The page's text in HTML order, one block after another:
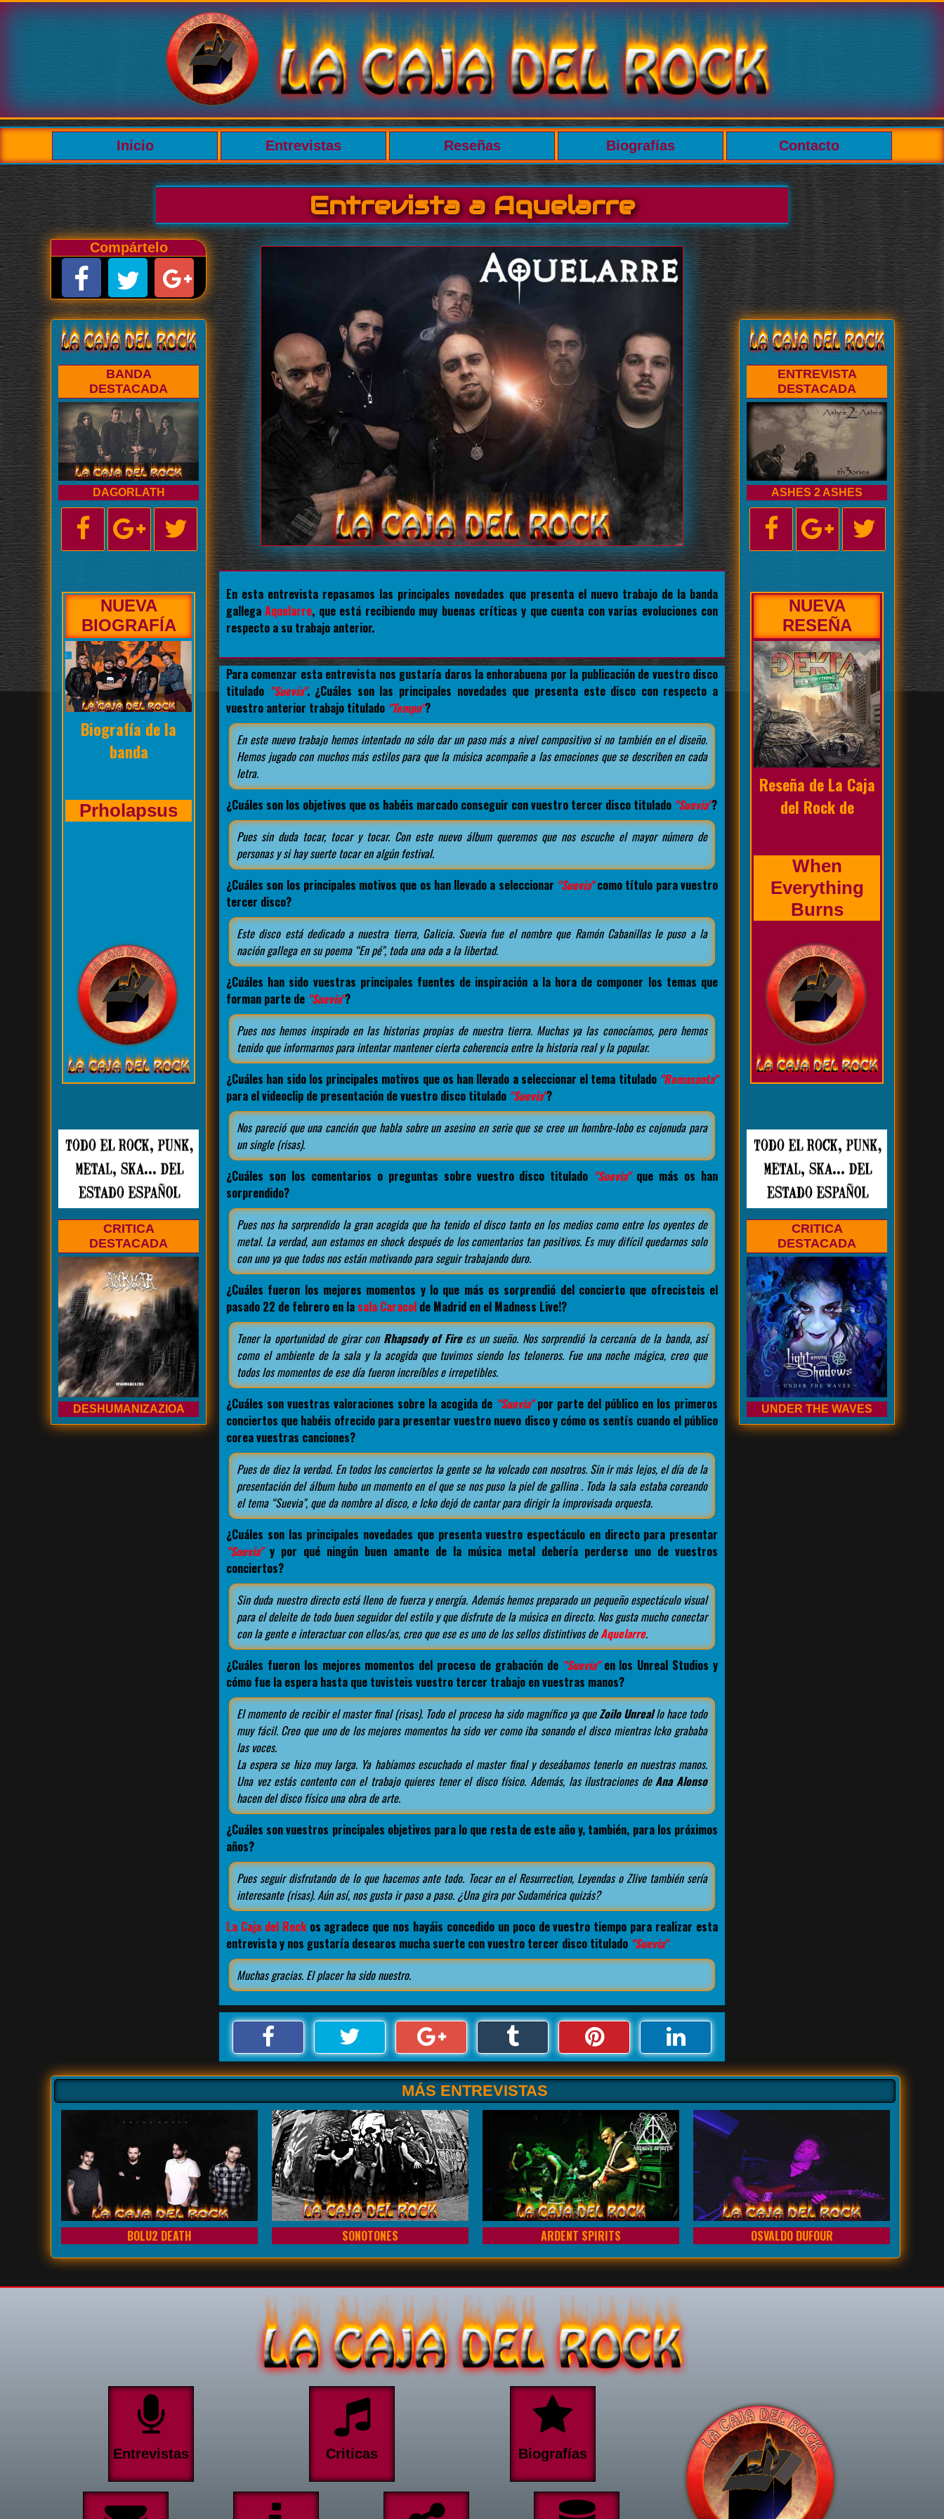
Inicio Entrevistas Reseñas Biografías Contacto
BANDA
DESTACADA
DAGORLATH
NUEVA
ENTREVISTA
Entrevista de La
Caja del Rock a
Kasuales
CRITICA
DESTACADA
DESHUMANIZAZIOA
ENTREVISTA
DESTACADA
ASHES 2 ASHES
NUEVA
BIOGRAFÍA
Biografía de la
banda
Prholapsus
CRITICA
DESTACADA
UNDER THE WAVES
Entrevista a Aquelarre
Compártelo
En esta entrevista repasamos las principales novedades que presenta el nuevo trabajo de la banda
gallegaAquelarre, que está recibiendo muy buenas críticas y que cuenta con varias evoluciones con
respecto a su trabajo anterior.
Para comenzar esta entrevista nos gustaría daros la enhorabuena por la publicación de vuestro disco
titulado "Suevia". ¿Cuáles son las principales novedades que presenta este disco con respecto a
vuestro anterior trabajo titulado "Tempo"?
En este nuevo trabajo hemos intentado no sólo dar un paso más a nivel compositivo si no también en el diseño.
Hemos jugado con muchos más estilos para que la música acompañe a las emociones que se describen en cada
letra.
¿Cuáles son los objetivos que os habéis marcado conseguir con vuestro tercer disco titulado "Suevia"?
Pues sin duda tocar, tocar y tocar. Con este nuevo álbum queremos que nos escuche el mayor número de
personas y si hay suerte tocar en algún festival.
¿Cuáles son los principales motivos que os han llevado a seleccionar "Suevia"como título para vuestro
tercer disco?
Este disco está dedicado a nuestra tierra, Galicia. Suevia fue el nombre que Ramón Cabanillas le puso a la
nación gallega en su poema “En pé", toda una oda a la libertad.
¿Cuáles han sido vuestras principales fuentes de inspiración a la hora de componer los temas que
forman parte de "Suevia"?
Pues nos hemos inspirado en las historias propias de nuestra tierra. Muchas ya las conocíamos, pero hemos
tenido que informarnos para intentar mantener cierta coherencia entre la historia real y la popular.
¿Cuáles han sido los principales motivos que os han llevado a seleccionar el tema titulado "Romasanta"
para el videoclip de presentación de vuestro disco titulado "Suevia"?
Nos pareció que una canción que habla sobre un asesino en serie que se cree un hombre-lobo es cojonuda para
un single (risas).
¿Cuáles son los comentarios o preguntas sobre vuestro disco titulado "Suevia"que más os han
sorprendido?
Pues nos ha sorprendido la gran acogida que ha tenido el disco tanto en los medios como entre los oyentes de
metal. La verdad, aun estamos en shock después de los comentarios tan positivos. Es muy difícil quedarnos solo
con uno ya que todos nos están motivando para seguir trabajando duro.
¿Cuáles fueron los mejores momentos y lo que más os sorprendió del concierto que ofrecisteis el
pasado 22 de febrero en la sala Caracol de Madrid en el Madness Live!?
Tener la oportunidad de girar con Rhapsody of Firees un sueño. Nos sorprendió la cercanía de la banda, así
como el ambiente de la sala y la acogida que tuvimos siendo los teloneros. Fue una noche mágica, creo que
todos los momentos de ese día fueron increíbles e irrepetibles.
¿Cuáles son vuestras valoraciones sobre la acogida de "Suevia"por parte del público en los primeros
conciertos que habéis ofrecido para presentar vuestro nuevo disco y cómo os sentís cuando el público
corea vuestras canciones?
Pues de diez la verdad. En todos los conciertos la gente se ha volcado con nosotros. Sin ir más lejos, el día de la
presentación del álbum hubo un momento en el que se nos puso la piel de gallina . Toda la sala estaba coreando
el tema “Suevia", que da nombre al disco, e Icko dejó de cantar para dirigir la improvisada orquesta.
¿Cuáles son las principales novedades que presenta vuestro espectáculo en directo para presentar
"Suevia"y por qué ningún buen amante de la música metal debería perderse uno de vuestros
conciertos?
Sin duda nuestro directo está lleno de fuerza y energía. Además hemos preparado un pequeño espectáculo visual
para el deleite de todo buen seguidor del estilo y que disfrute de la música en directo. Nos gusta mucho conectar
con la gente e interactuar con ellos/as, creo que ese es uno de los sellos distintivos deAquelarre.
¿Cuáles fueron los mejores momentos del proceso de grabación de "Suevia"en los Unreal Studios y
cómo fue la espera hasta que tuvisteis vuestro tercer trabajo en vuestras manos?
El momento de recibir el master final (risas). Todo el proceso ha sido magnífico ya queZoilo Unreallo hace todo
muy fácil. Creo que uno de los mejores momentos ha sido ver como iba sonando el disco mientras Icko grababa
las voces.
La espera se hizo muy larga. Ya habíamos escuchado el master final y deseábamos tenerlo en nuestras manos.
Una vez estás contento con el trabajo quieres tener el disco físico. Además, las ilustraciones deAna Alonso
hacen del disco físico una obra de arte.
¿Cuáles son vuestros principales objetivos para lo que resta de este año y, también, para los próximos
años?
Pues seguir disfrutando de lo que hacemos ante todo. Tocar en el Resurrection, Leyendas o Zlive también sería
interesante (risas). Aún así, nos gusta ir paso a paso. ¿Una gira por Sudamérica quizás?
La Caja del Rockos agradece que nos hayáis concedido un poco de vuestro tiempo para realizar esta
entrevista y nos gustaría desearos mucha suerte con vuestro tercer disco titulado "Suevia"
Muchas gracias. El placer ha sido nuestro.
MÁS ENTREVISTAS
BOLU2 DEATH SONOTONES ARDENT SPIRITS OSVALDO DUFOUR
Entrevistas Criticas Biografías